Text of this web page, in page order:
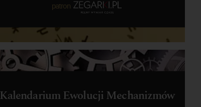
patron
Kalendarium Ewolucji Mechanizmów